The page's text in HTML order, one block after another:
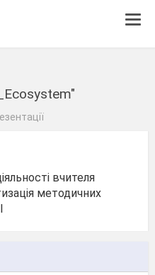
вчителя
методичних